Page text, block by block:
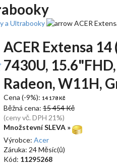
a Ultrabooky
ACER
ACER Extensa
7430U,
Radeon, W11H,
Cena (-9%): 14 178 Kč
Běžná cena: 15 454 Kč
(ceny vč. DPH 21%)
Množstevní SLEVA »
Výrobce: Acer
Záruka: 24 Měsíc(ů)
Kód: 11295268